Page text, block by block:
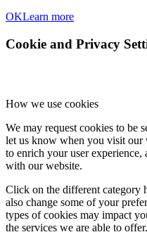
OKLearn more
Cookie and Privacy
How we use cookies
We may request cookies to be
let us know when you visit our
to enrich your user
with our website.
Click on the different category
also change some of your
types of cookies may impact
the services we are able to offer.